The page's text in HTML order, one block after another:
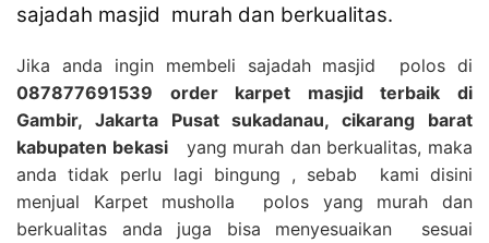
sajadah masjid murah dan berkualitas.
Jika anda ingin membeli sajadah masjid polos di
087877691539 order karpet masjid terbaik di
Gambir, Jakarta Pusat sukadanau, cikarang barat
kabupaten bekasiyang murah dan berkualitas, maka
anda tidak perlu lagi bingung , sebab kami disini
menjual Karpet musholla polos yang murah dan
berkualitas anda juga bisa menyesuaikan sesuai